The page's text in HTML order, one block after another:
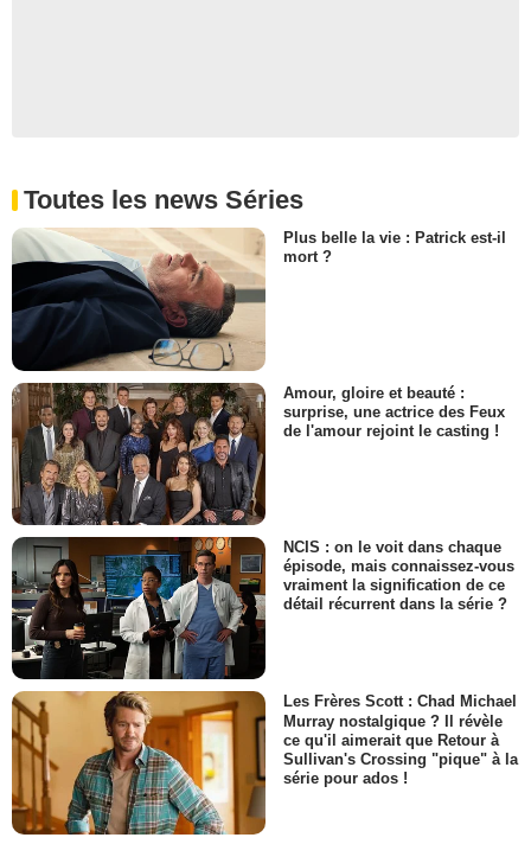
Toutes les news Séries
Plus belle la vie : Patrick est-il
mort ?
Amour, gloire et beauté :
surprise, une actrice des Feux
de l'amour rejoint le casting !
NCIS : on le voit dans chaque
épisode, mais connaissez-vous
vraiment la signification de ce
détail récurrent dans la série ?
Les Frères Scott : Chad Michael
Murray nostalgique ? Il révèle
ce qu'il aimerait que Retour à
Sullivan's Crossing "pique" à la
série pour ados !